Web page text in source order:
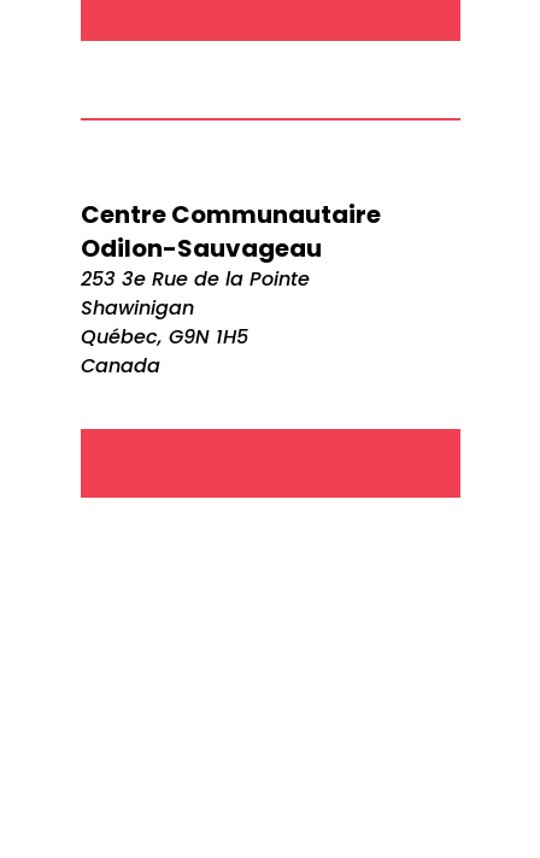
Centre Communautaire
Odilon-Sauvageau
253 3e Rue de la Pointe
Shawinigan
Québec, G9N 1H5
Canada